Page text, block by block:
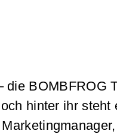
die BOMBFROG
hinter ihr steht